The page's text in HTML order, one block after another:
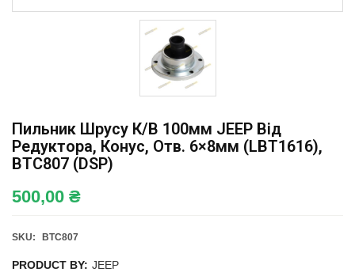
Пильник Шрусу К/в 100мм JEEP Від
Редуктора, Конус, Отв. 6×8мм (LBT1616),
BTC807 (DSP)
500,00 ₴
SKU: BTC807
PRODUCT BY: JEEP